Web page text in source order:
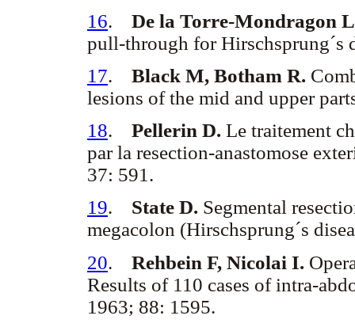
16. De la Torre-Mondragon
pull-through for Hirschsprung´s
17. Black M, Botham R.
lesions of the mid and upper
18. Pellerin D. Le traitement
par la resection-anastomose
37: 591.
19. State D. Segmental
megacolon (Hirschsprung´s
20. Rehbein F, Nicolai I.
Results of 110 cases of intra-
1963; 88: 1595.